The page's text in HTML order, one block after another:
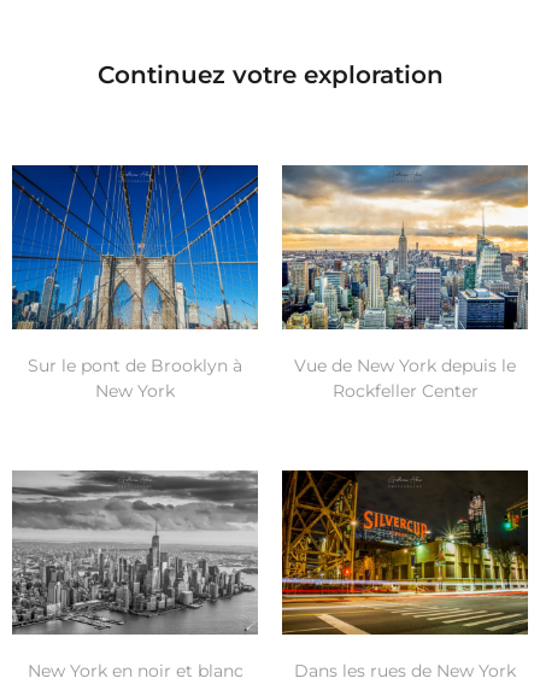
Continuez votre exploration
Sur le pont de Brooklyn à
New York
Vue de New York depuis le
Rockfeller Center
New York en noir et blanc
Dans les rues de New York